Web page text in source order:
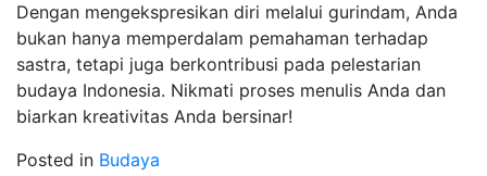
Dengan mengekspresikan diri melalui gurindam, Anda
bukan hanya memperdalam pemahaman terhadap
sastra, tetapi juga berkontribusi pada pelestarian
budaya Indonesia. Nikmati proses menulis Anda dan
biarkan kreativitas Anda bersinar!
Posted in Budaya